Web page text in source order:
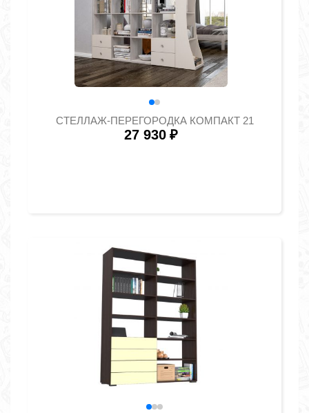
СТЕЛЛАЖ-ПЕРЕГОРОДКА КОМПАКТ 21
27 930 ₽